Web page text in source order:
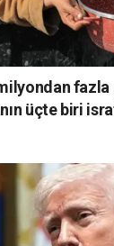
üçte biri